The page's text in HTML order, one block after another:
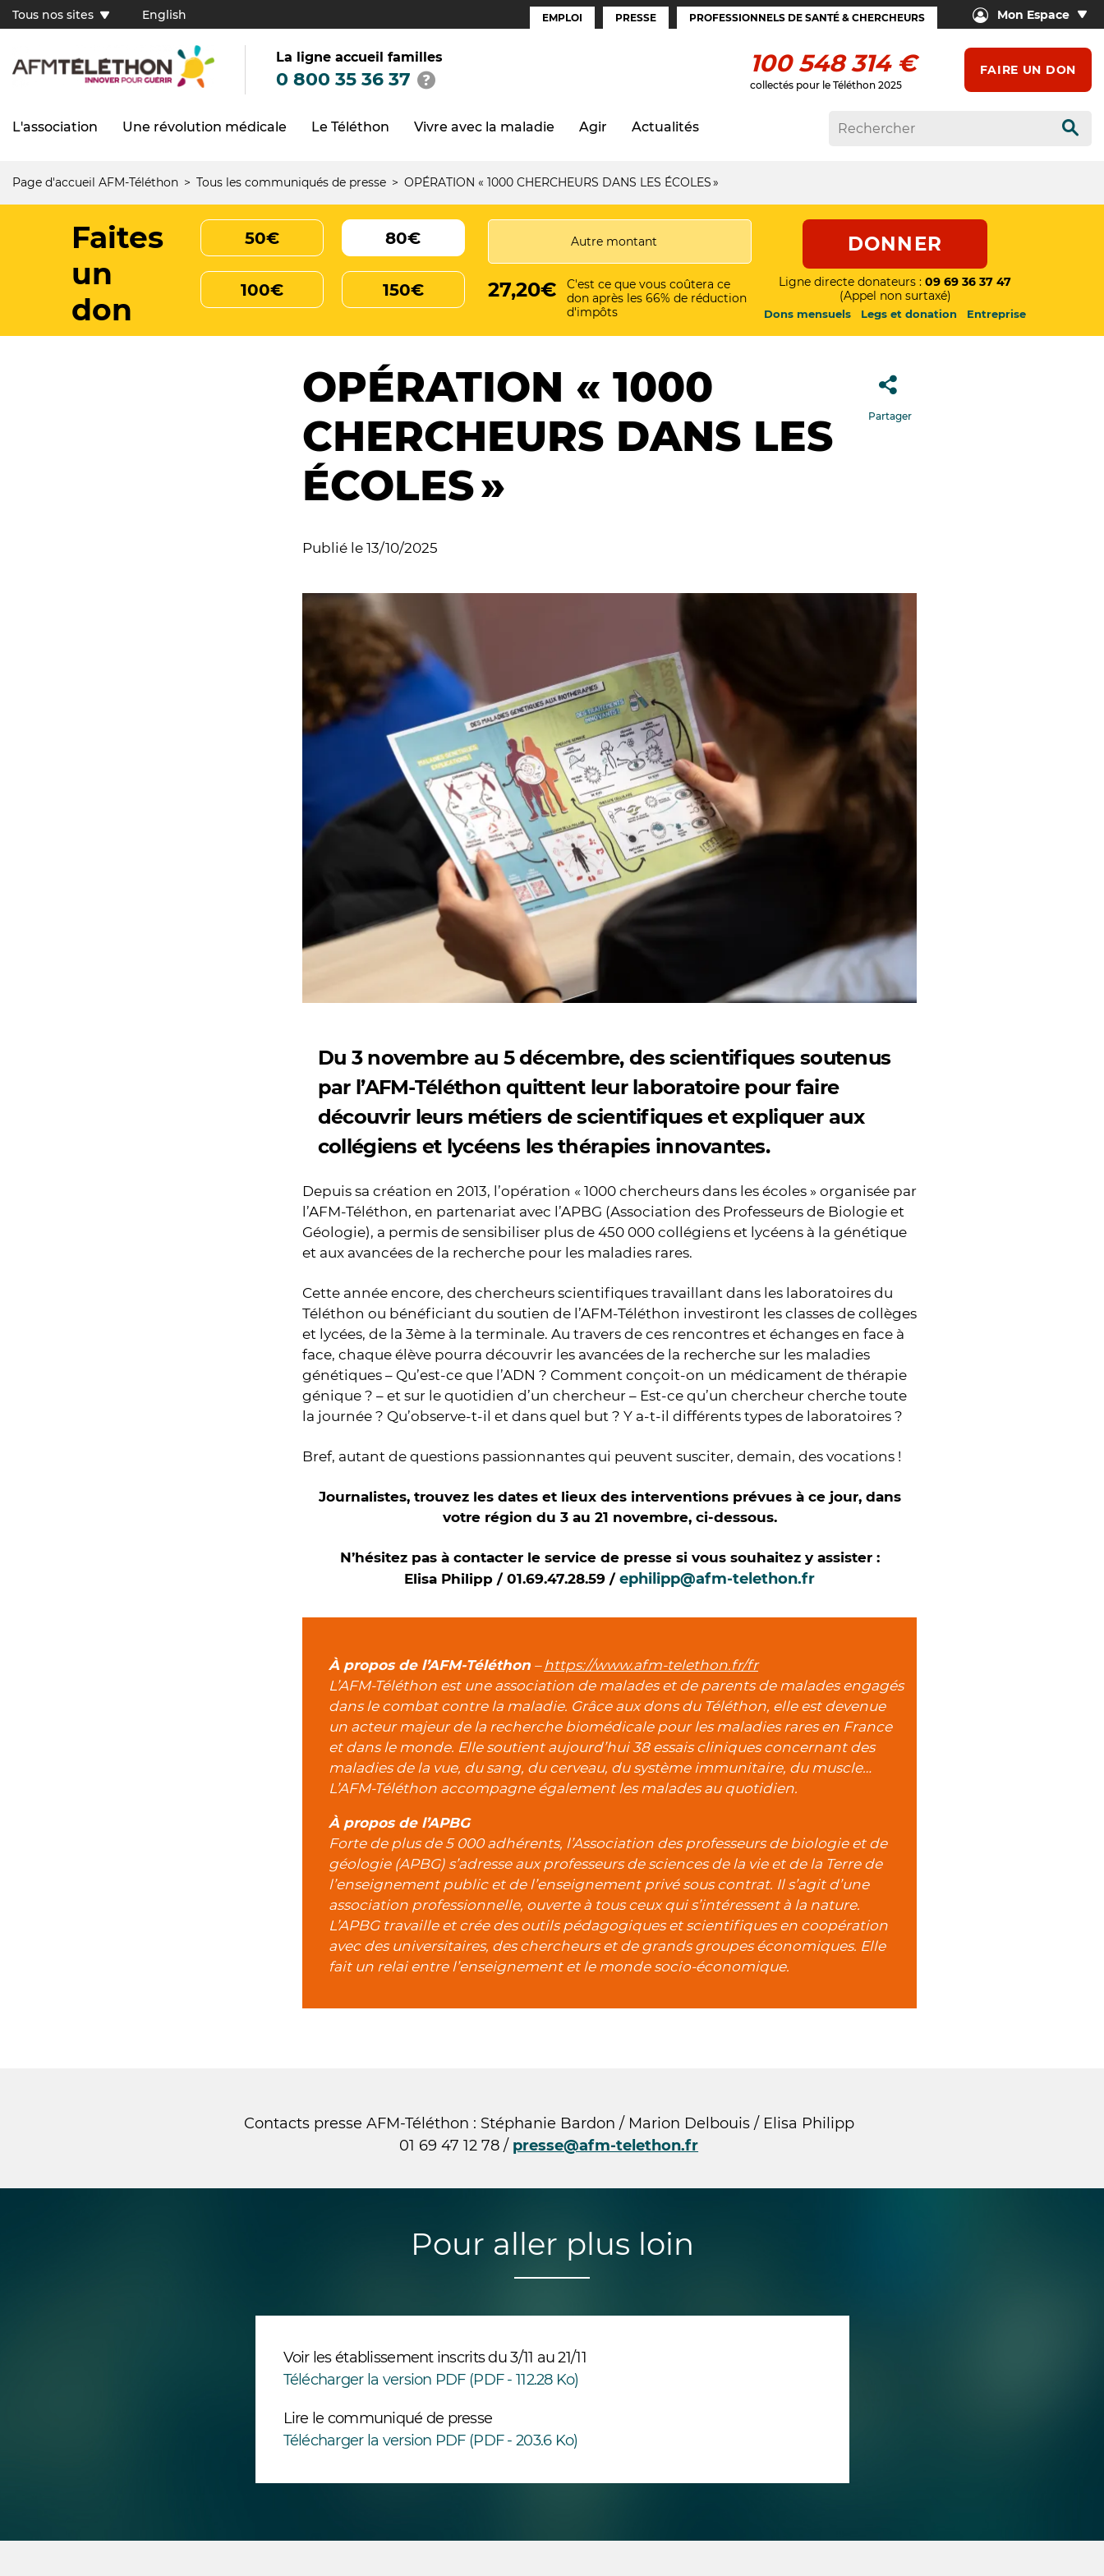
contenu
Tous
sites
(FR)
Tous nos sites English
Espaces
EMPLOI PRESSE PROFESSIONNELS DE SANTÉ & CHERCHEURS Mon Espace
La ligne accueil familles
0 800 35 36 37
100 548 314 €
collectés pour le Téléthon 2025
FAIRE UN DON
Navigation
L'association Une révolution médicale Le Téléthon Vivre avec la maladie Agir Actualités
Fil
d'Ariane
Page d'accueil AFM-Téléthon Tous les communiqués de presse OPÉRATION « 1000 CHERCHEURS DANS LES ÉCOLES »
Faites
un
don
50€ 80€
100€ 150€ 27,20€
C'est ce que vous coûtera ce
don après les 66% de réduction
d'impôts
DONNER
Ligne directe donateurs : 09 69 36 37 47
(Appel non surtaxé)
Dons mensuels Legs et donation Entreprise
OPÉRATION « 1000
CHERCHEURS DANS LES
ÉCOLES »
Partager
Publié le 13/10/2025
Du 3 novembre au 5 décembre, des scientifiques soutenus
par l’AFM-Téléthon quittent leur laboratoire pour faire
découvrir leurs métiers de scientifiques et expliquer aux
collégiens et lycéens les thérapies innovantes.
Depuis sa création en 2013, l’opération « 1000 chercheurs dans les écoles » organisée par
l’AFM-Téléthon, en partenariat avec l’APBG (Association des Professeurs de Biologie et
Géologie), a permis de sensibiliser plus de 450 000 collégiens et lycéens à la génétique
et aux avancées de la recherche pour les maladies rares.
Cette année encore, des chercheurs scientifiques travaillant dans les laboratoires du
Téléthon ou bénéficiant du soutien de l’AFM-Téléthon investiront les classes de collèges
et lycées, de la 3ème à la terminale. Au travers de ces rencontres et échanges en face à
face, chaque élève pourra découvrir les avancées de la recherche sur les maladies
génétiques – Qu’est-ce que l’ADN ? Comment conçoit-on un médicament de thérapie
génique ? – et sur le quotidien d’un chercheur – Est-ce qu’un chercheur cherche toute
la journée ? Qu’observe-t-il et dans quel but ? Y a-t-il différents types de laboratoires ?
Bref, autant de questions passionnantes qui peuvent susciter, demain, des vocations !
Journalistes, trouvez les dates et lieux des interventions prévues à ce jour, dans
votre région du 3 au 21 novembre, ci-dessous.
N’hésitez pas à contacter le service de presse si vous souhaitez y assister :
Elisa Philipp / 01.69.47.28.59 / ephilipp@afm-telethon.fr
À propos de l’AFM-Téléthon – https://www.afm-telethon.fr/fr
L’AFM-Téléthon est une association de malades et de parents de malades engagés
dans le combat contre la maladie. Grâce aux dons du Téléthon, elle est devenue
un acteur majeur de la recherche biomédicale pour les maladies rares en France
et dans le monde. Elle soutient aujourd’hui 38 essais cliniques concernant des
maladies de la vue, du sang, du cerveau, du système immunitaire, du muscle…
L’AFM-Téléthon accompagne également les malades au quotidien.
À propos de l’APBG
Forte de plus de 5 000 adhérents, l’Association des professeurs de biologie et de
géologie (APBG) s’adresse aux professeurs de sciences de la vie et de la Terre de
l’enseignement public et de l’enseignement privé sous contrat. Il s’agit d’une
association professionnelle, ouverte à tous ceux qui s’intéressent à la nature.
L’APBG travaille et crée des outils pédagogiques et scientifiques en coopération
avec des universitaires, des chercheurs et de grands groupes économiques. Elle
fait un relai entre l’enseignement et le monde socio-économique.
Contacts presse AFM-Téléthon : Stéphanie Bardon / Marion Delbouis / Elisa Philipp
01 69 47 12 78 / presse@afm-telethon.fr
Pour aller plus loin
Voir les établissement inscrits du 3/11 au 21/11
Télécharger la version PDF (PDF - 112.28 Ko)
Lire le communiqué de presse
Télécharger la version PDF (PDF - 203.6 Ko)